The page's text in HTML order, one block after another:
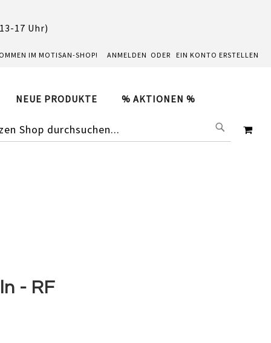
17 Uhr)
IM MOTISAN-SHOP! ANMELDEN EIN KONTO ERSTELLEN
NEUE PRODUKTE % AKTIONEN %
- RF